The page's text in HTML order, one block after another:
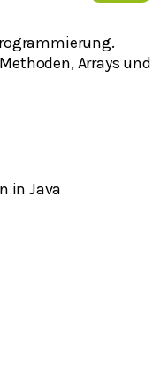
Arrays und
in Java